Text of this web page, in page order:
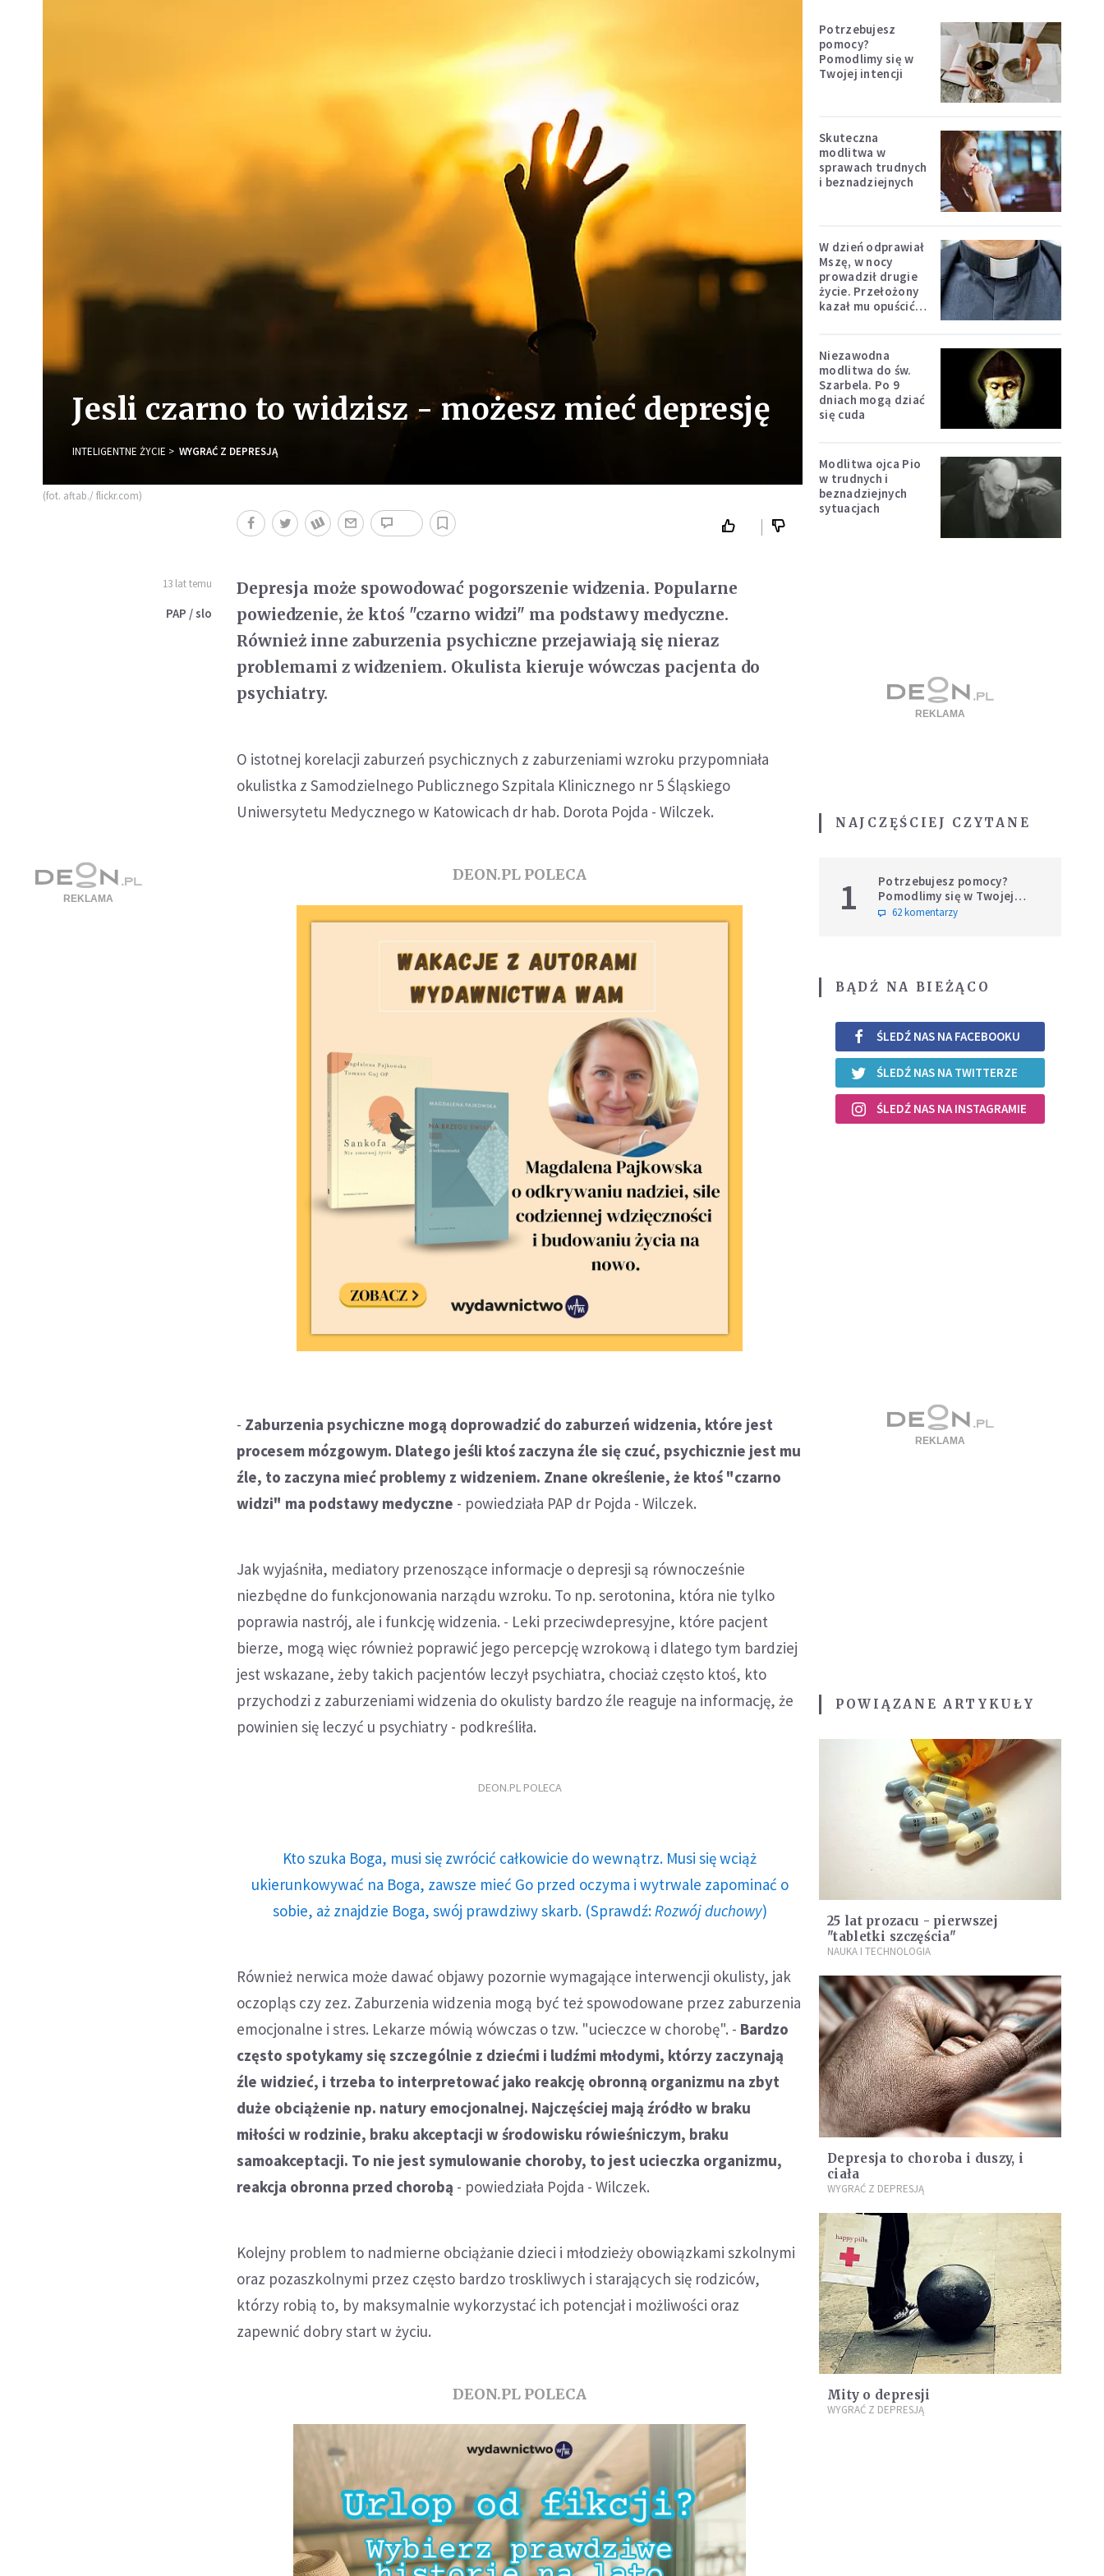
Jesli czarno to widzisz - możesz mieć depresję
INTELIGENTNE ŻYCIE WYGRAĆ Z DEPRESJĄ
(fot. aftab./ flickr.com)
13 lat temu
PAP / slo
Depresja może spowodować pogorszenie widzenia. Popularne
powiedzenie, że ktoś "czarno widzi" ma podstawy medyczne.
Również inne zaburzenia psychiczne przejawiają się nieraz
problemami z widzeniem. Okulista kieruje wówczas pacjenta do
psychiatry.
O istotnej korelacji zaburzeń psychicznych z zaburzeniami wzroku przypomniała
okulistka z Samodzielnego Publicznego Szpitala Klinicznego nr 5 Śląskiego
Uniwersytetu Medycznego w Katowicach dr hab. Dorota Pojda - Wilczek.
DEON.PL POLECA
- Zaburzenia psychiczne mogą doprowadzić do zaburzeń widzenia, które jest
procesem mózgowym. Dlatego jeśli ktoś zaczyna źle się czuć, psychicznie jest mu
źle, to zaczyna mieć problemy z widzeniem. Znane określenie, że ktoś "czarno
widzi" ma podstawy medyczne - powiedziała PAP dr Pojda - Wilczek.
Jak wyjaśniła, mediatory przenoszące informacje o depresji są równocześnie
niezbędne do funkcjonowania narządu wzroku. To np. serotonina, która nie tylko
poprawia nastrój, ale i funkcję widzenia. - Leki przeciwdepresyjne, które pacjent
bierze, mogą więc również poprawić jego percepcję wzrokową i dlatego tym bardziej
jest wskazane, żeby takich pacjentów leczył psychiatra, chociaż często ktoś, kto
przychodzi z zaburzeniami widzenia do okulisty bardzo źle reaguje na informację, że
powinien się leczyć u psychiatry - podkreśliła.
DEON.PL POLECA
Kto szuka Boga, musi się zwrócić całkowicie do wewnątrz. Musi się wciąż
ukierunkowywać na Boga, zawsze mieć Go przed oczyma i wytrwale zapominać o
sobie, aż znajdzie Boga, swój prawdziwy skarb. (Sprawdź: Rozwój duchowy)
Również nerwica może dawać objawy pozornie wymagające interwencji okulisty, jak
oczopląs czy zez. Zaburzenia widzenia mogą być też spowodowane przez zaburzenia
emocjonalne i stres. Lekarze mówią wówczas o tzw. "ucieczce w chorobę". - Bardzo
często spotykamy się szczególnie z dziećmi i ludźmi młodymi, którzy zaczynają
źle widzieć, i trzeba to interpretować jako reakcję obronną organizmu na zbyt
duże obciążenie np. natury emocjonalnej. Najczęściej mają źródło w braku
miłości w rodzinie, braku akceptacji w środowisku rówieśniczym, braku
samoakceptacji. To nie jest symulowanie choroby, to jest ucieczka organizmu,
reakcja obronna przed chorobą - powiedziała Pojda - Wilczek.
Kolejny problem to nadmierne obciążanie dzieci i młodzieży obowiązkami szkolnymi
oraz pozaszkolnymi przez często bardzo troskliwych i starających się rodziców,
którzy robią to, by maksymalnie wykorzystać ich potencjał i możliwości oraz
zapewnić dobry start w życiu.
DEON.PL POLECA
Potrzebujesz
pomocy?
Pomodlimy się w
Twojej intencji
Skuteczna
modlitwa w
sprawach trudnych
i beznadziejnych
W dzień odprawiał
Mszę, w nocy
prowadził drugie
życie. Przełożony
kazał mu opuścić
Niezawodna
modlitwa do św.
Szarbela. Po 9
dniach mogą dziać
się cuda
Modlitwa ojca Pio
w trudnych i
beznadziejnych
sytuacjach
NAJCZĘŚCIEJ CZYTANE
1
Potrzebujesz pomocy?
Pomodlimy się w Twojej
intencji
62 komentarzy
BĄDŹ NA BIEŻĄCO
ŚLEDŹ NAS NA FACEBOOKU
ŚLEDŹ NAS NA TWITTERZE
ŚLEDŹ NAS NA INSTAGRAMIE
POWIĄZANE ARTYKUŁY
25 lat prozacu - pierwszej
"tabletki szczęścia"
NAUKA I TECHNOLOGIA
Depresja to choroba i duszy, i
ciała
WYGRAĆ Z DEPRESJĄ
Mity o depresji
WYGRAĆ Z DEPRESJĄ